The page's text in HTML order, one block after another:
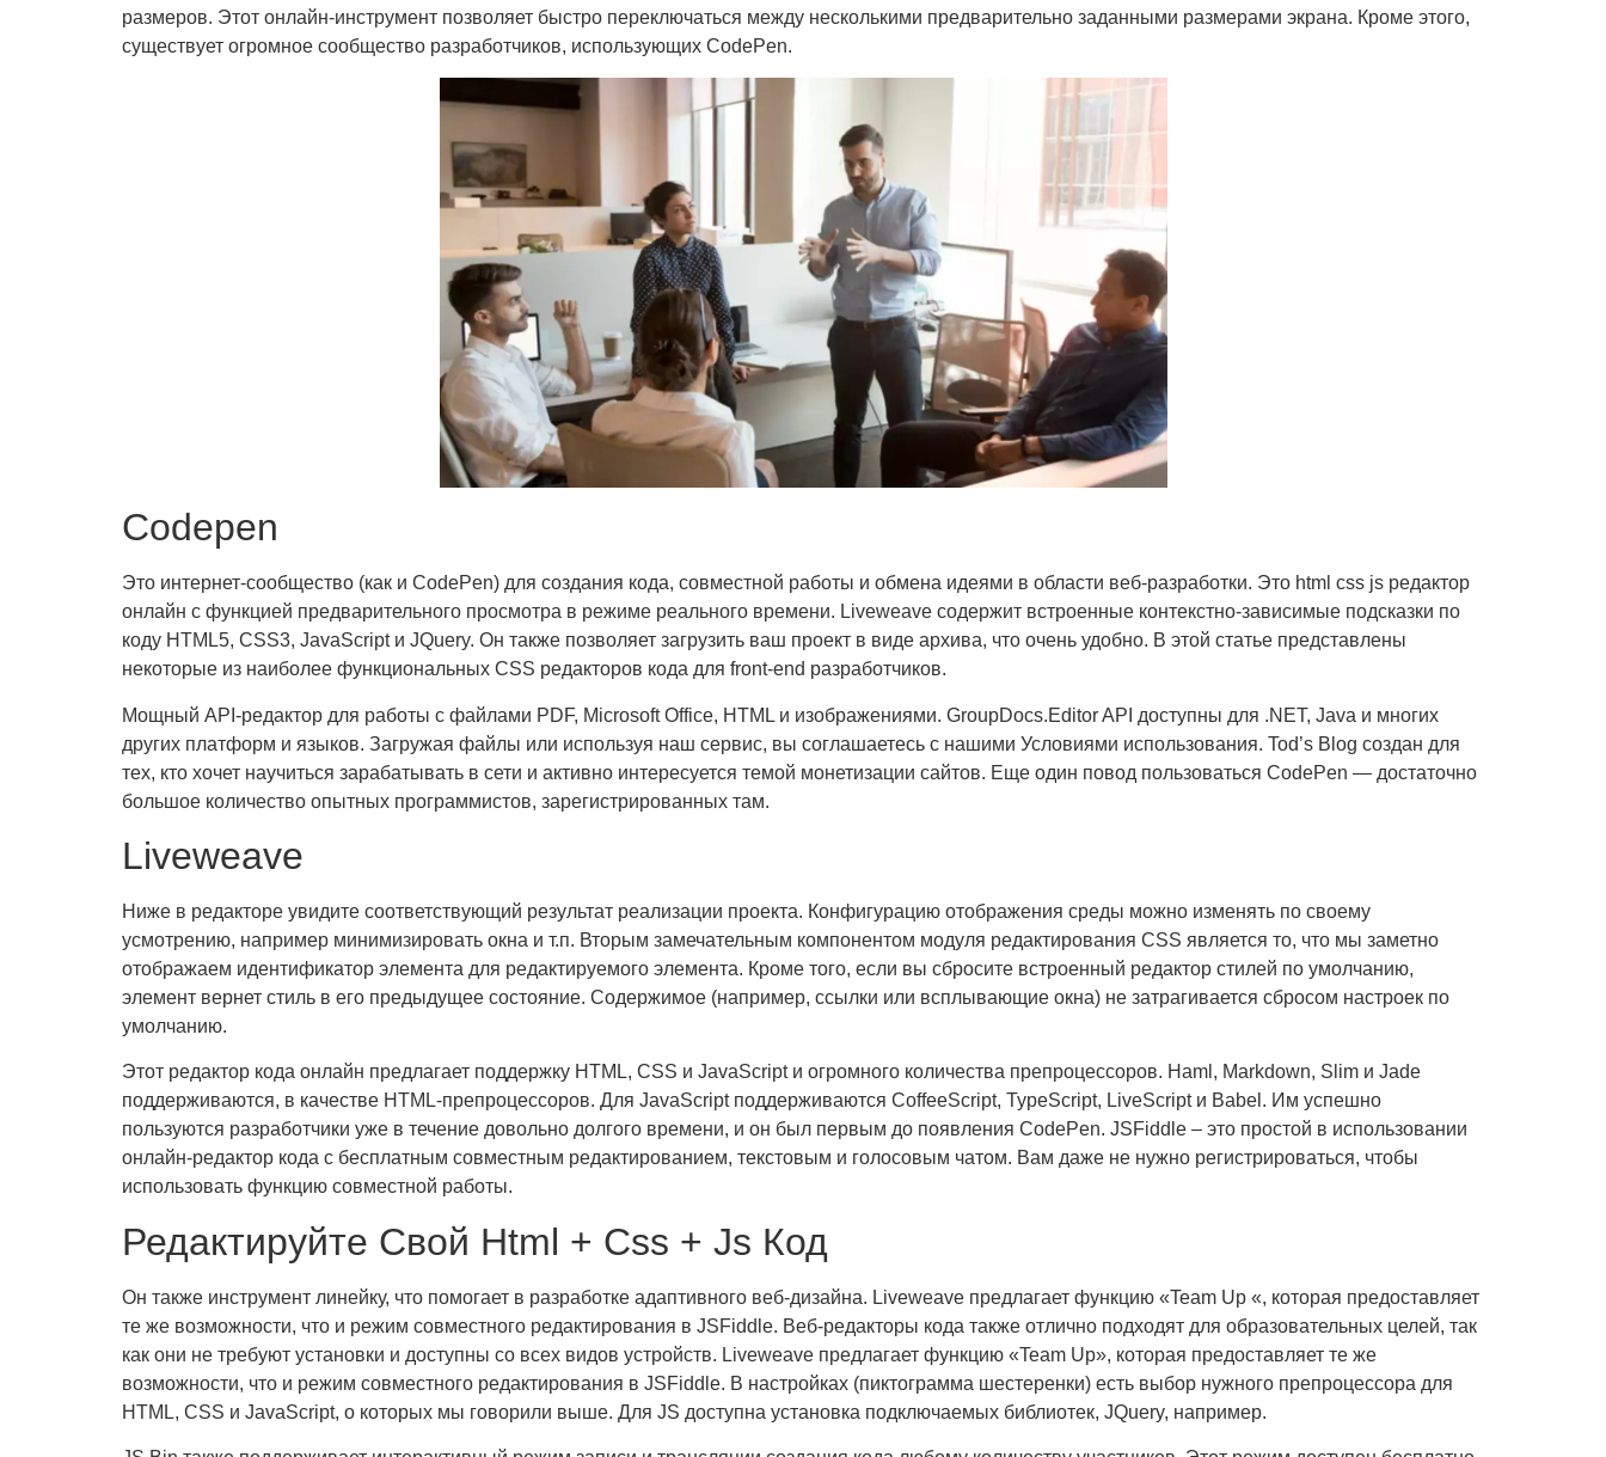
размеров. Этот онлайн-инструмент позволяет быстро переключаться между несколькими предварительно заданными размерами экрана. Кроме этого,
существует огромное сообщество разработчиков, использующих CodePen.
Codepen
Это интернет-сообщество (как и CodePen) для создания кода, совместной работы и обмена идеями в области веб-разработки. Это html css js редактор
онлайн с функцией предварительного просмотра в режиме реального времени. Liveweave содержит встроенные контекстно-зависимые подсказки по
коду HTML5, CSS3, JavaScript и JQuery. Он также позволяет загрузить ваш проект в виде архива, что очень удобно. В этой статье представлены
некоторые из наиболее функциональных CSS редакторов кода для front-end разработчиков.
Мощный API-редактор для работы с файлами PDF, Microsoft Office, HTML и изображениями. GroupDocs.Editor API доступны для .NET, Java и многих
других платформ и языков. Загружая файлы или используя наш сервис, вы соглашаетесь с нашими Условиями использования. Tod’s Blog создан для
тех, кто хочет научиться зарабатывать в сети и активно интересуется темой монетизации сайтов. Еще один повод пользоваться CodePen — достаточно
большое количество опытных программистов, зарегистрированных там.
Liveweave
Ниже в редакторе увидите соответствующий результат реализации проекта. Конфигурацию отображения среды можно изменять по своему
усмотрению, например минимизировать окна и т.п. Вторым замечательным компонентом модуля редактирования CSS является то, что мы заметно
отображаем идентификатор элемента для редактируемого элемента. Кроме того, если вы сбросите встроенный редактор стилей по умолчанию,
элемент вернет стиль в его предыдущее состояние. Содержимое (например, ссылки или всплывающие окна) не затрагивается сбросом настроек по
умолчанию.
Этот редактор кода онлайн предлагает поддержку HTML, CSS и JavaScript и огромного количества препроцессоров. Haml, Markdown, Slim и Jade
поддерживаются, в качестве HTML-препроцессоров. Для JavaScript поддерживаются CoffeeScript, TypeScript, LiveScript и Babel. Им успешно
пользуются разработчики уже в течение довольно долгого времени, и он был первым до появления CodePen. JSFiddle – это простой в использовании
онлайн-редактор кода с бесплатным совместным редактированием, текстовым и голосовым чатом. Вам даже не нужно регистрироваться, чтобы
использовать функцию совместной работы.
Редактируйте Свой Html + Css + Js Код
Он также инструмент линейку, что помогает в разработке адаптивного веб-дизайна. Liveweave предлагает функцию «Team Up «, которая предоставляет
те же возможности, что и режим совместного редактирования в JSFiddle. Веб-редакторы кода также отлично подходят для образовательных целей, так
как они не требуют установки и доступны со всех видов устройств. Liveweave предлагает функцию «Team Up», которая предоставляет те же
возможности, что и режим совместного редактирования в JSFiddle. В настройках (пиктограмма шестеренки) есть выбор нужного препроцессора для
HTML, CSS и JavaScript, о которых мы говорили выше. Для JS доступна установка подключаемых библиотек, JQuery, например.